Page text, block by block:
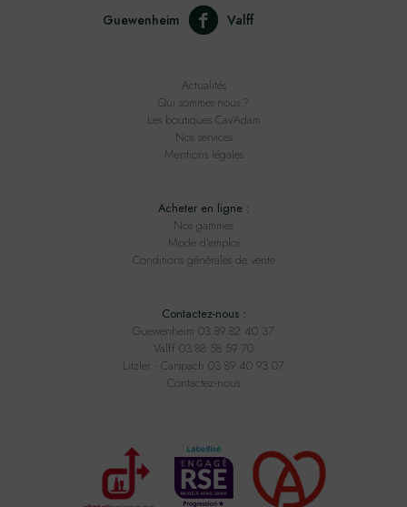
Guewenheim Valff
Actualités
Qui sommes-nous ?
Les boutiques Cav'Adam
Nos services
Mentions légales
Acheter en ligne :
Nos gammes
Mode d'emploi
Conditions générales de vente
Contactez-nous :
Guewenheim 03 89 82 40 37
Valff 03 88 58 59 70
Litzler - Carspach 03 89 40 93 07
Contactez-nous